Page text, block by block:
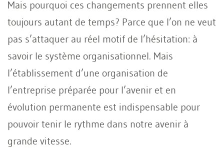
Mais pourquoi ces changements prennent elles
toujours autant de temps? Parce que l’on ne veut
pas s’attaquer au réel motif de l’hésitation: à
savoir le système organisationnel. Mais
l’établissement d’une organisation de
l’entreprise préparée pour l’avenir et en
évolution permanente est indispensable pour
pouvoir tenir le rythme dans notre avenir à
grande vitesse.